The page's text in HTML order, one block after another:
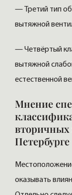
— Третий тип
вытяжной
— Четвёртый
вытяжной
естественной
Мнение
вторичных
Петербурге
оказывать